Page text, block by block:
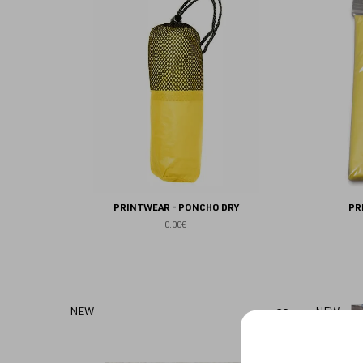
PRINTWEAR - PONCHO DRY
0.00€
NEW
Ajouter
NEW